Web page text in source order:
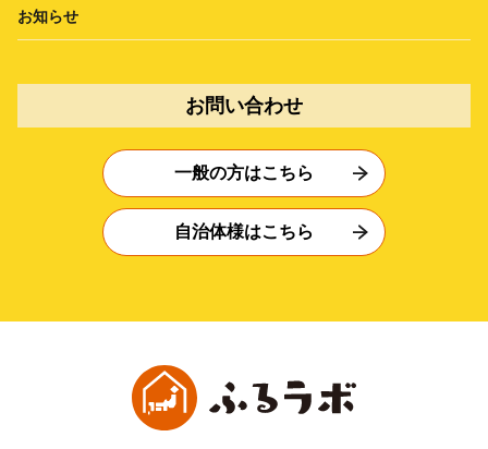
お知らせ
お問い合わせ
一般の方はこちら
自治体様はこちら